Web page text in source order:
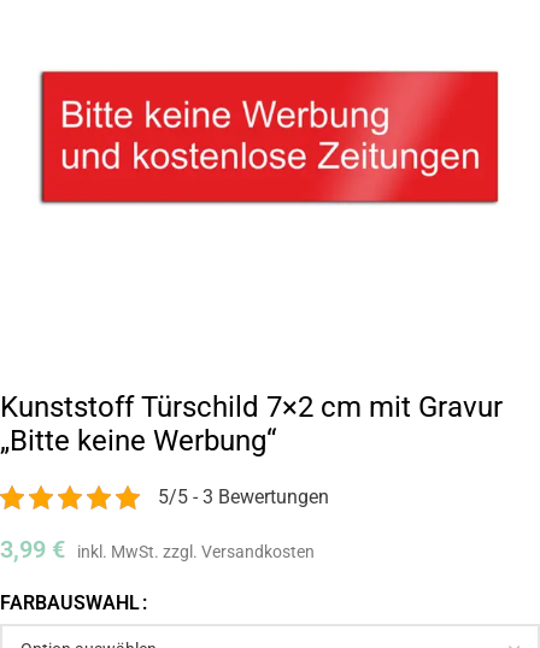
Kunststoff Türschild 7×2 cm mit Gravur
„Bitte keine Werbung“
5/5 - 3 Bewertungen
3,99 €
FARBAUSWAHL